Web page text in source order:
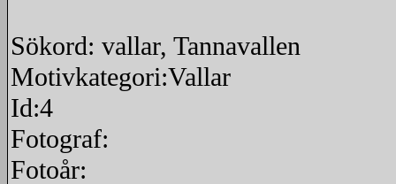
Sökord: vallar, Tannavallen
Motivkategori:Vallar
Id:4
Fotograf:
Fotoår: